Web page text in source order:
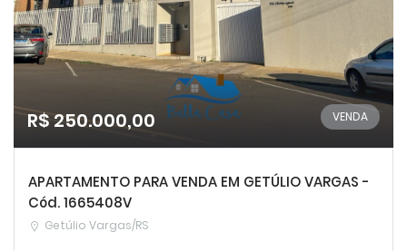
R$ 250.000,00 VENDA
APARTAMENTO PARA VENDA EM GETÚLIO VARGAS -
Cód. 1665408V
Getúlio Vargas/RS